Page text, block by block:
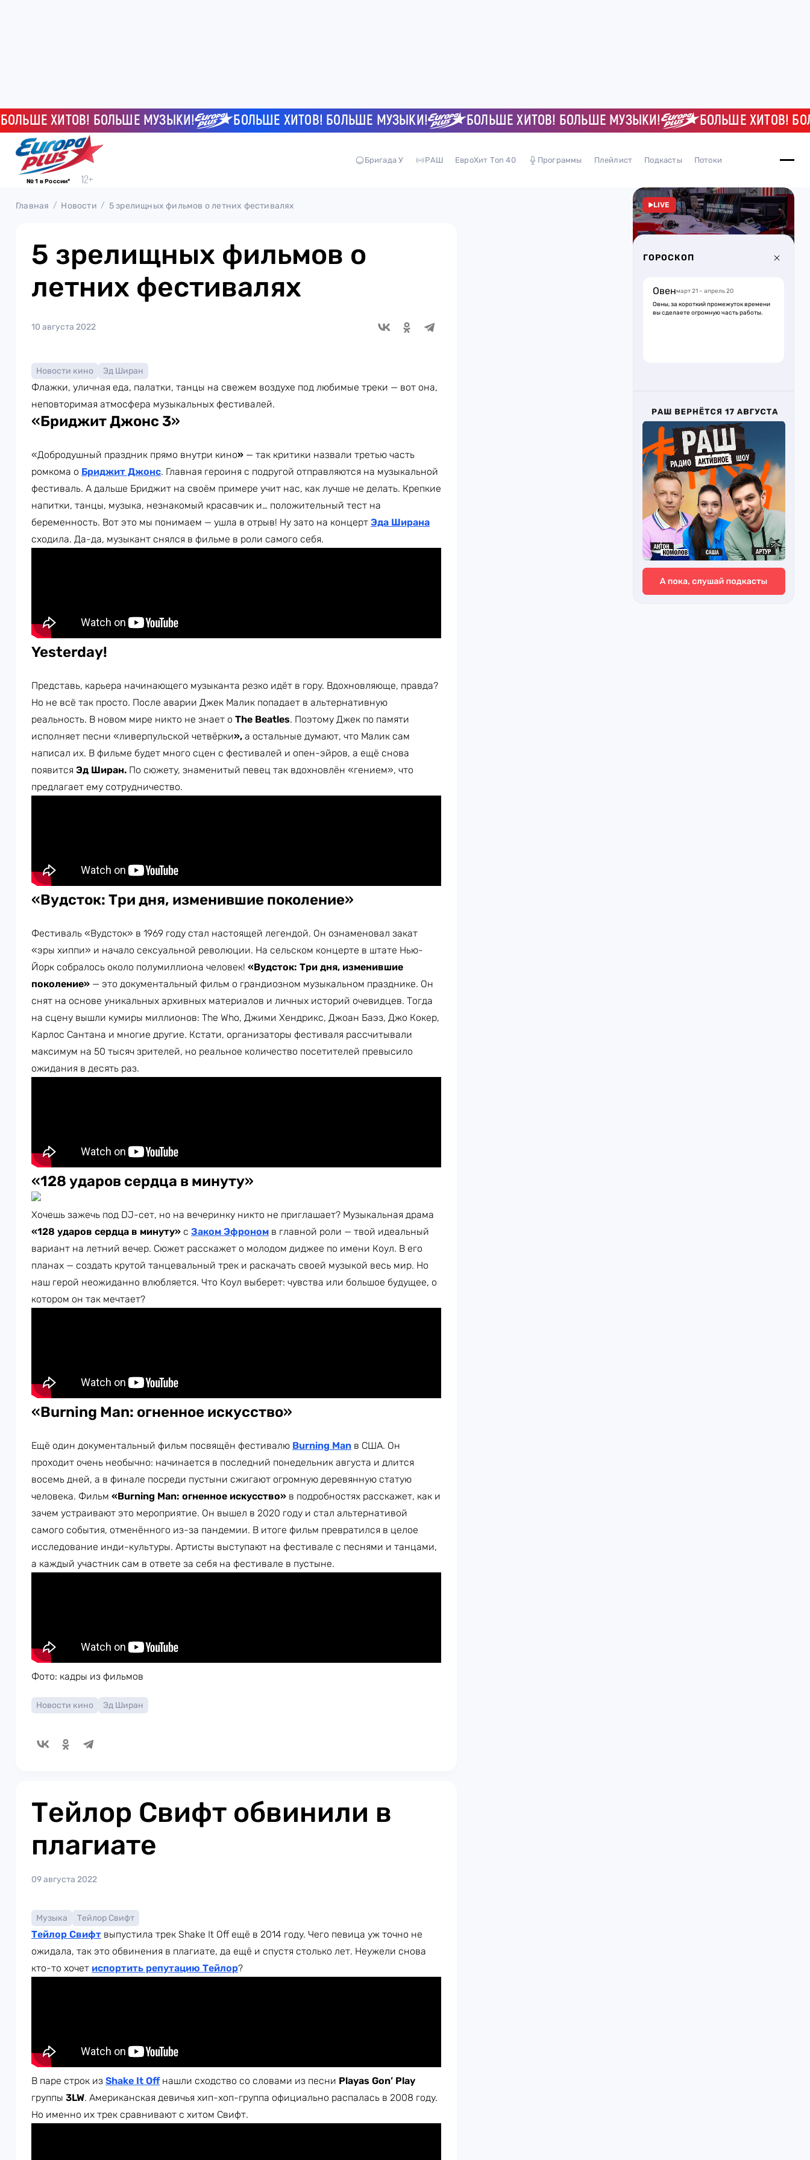
ХИТОВ! БОЛЬШЕ МУЗЫКИ! БОЛЬШЕ ХИТОВ! БОЛЬШЕ МУЗЫКИ! БОЛЬШЕ ХИТОВ! БОЛЬШЕ МУЗЫКИ! БОЛЬШЕ ХИТОВ!
№ 1 в России*
Бригада У РАШ ЕвроХит Топ 40 Программы Плейлист Подкасты Потоки
Главная Новости 5 зрелищных фильмов о летних фестивалях
5 зрелищных фильмов о
летних фестивалях
10 августа 2022
Новости кино Эд Ширан
Флажки, уличная еда, палатки, танцы на свежем воздухе под любимые треки — вот она,
неповторимая атмосфера музыкальных фестивалей.
«Бриджит Джонс 3»
«Добродушный праздник прямо внутри кино» — так критики назвали третью часть
ромкома о Бриджит Джонс. Главная героиня с подругой отправляются на музыкальной
фестиваль. А дальше Бриджит на своём примере учит нас, как лучше не делать. Крепкие
напитки, танцы, музыка, незнакомый красавчик и… положительный тест на
беременность. Вот это мы понимаем — ушла в отрыв! Ну зато на концерт Эда Ширана
сходила. Да-да, музыкант снялся в фильме в роли самого себя.
Yesterday!
Представь, карьера начинающего музыканта резко идёт в гору. Вдохновляюще, правда?
Но не всё так просто. После аварии Джек Малик попадает в альтернативную
реальность. В новом мире никто не знает о The Beatles. Поэтому Джек по памяти
исполняет песни «ливерпульской четвёрки», а остальные думают, что Малик сам
написал их. В фильме будет много сцен с фестивалей и опен-эйров, а ещё снова
появится Эд Ширан. По сюжету, знаменитый певец так вдохновлён «гением», что
предлагает ему сотрудничество.
«Вудсток: Три дня, изменившие поколение»
Фестиваль «Вудсток» в 1969 году стал настоящей легендой. Он ознаменовал закат
«эры хиппи» и начало сексуальной революции. На сельском концерте в штате Нью-
Йорк собралось около полумиллиона человек! «Вудсток: Три дня, изменившие
поколение» — это документальный фильм о грандиозном музыкальном празднике. Он
снят на основе уникальных архивных материалов и личных историй очевидцев. Тогда
на сцену вышли кумиры миллионов: The Who, Джими Хендрикс, Джоан Баэз, Джо Кокер,
Карлос Сантана и многие другие. Кстати, организаторы фестиваля рассчитывали
максимум на 50 тысяч зрителей, но реальное количество посетителей превысило
ожидания в десять раз.
«128 ударов сердца в минуту»
Хочешь зажечь под DJ-сет, но на вечеринку никто не приглашает? Музыкальная драма
«128 ударов сердца в минуту» с Заком Эфроном в главной роли — твой идеальный
вариант на летний вечер. Сюжет расскажет о молодом диджее по имени Коул. В его
планах — создать крутой танцевальный трек и раскачать своей музыкой весь мир. Но
наш герой неожиданно влюбляется. Что Коул выберет: чувства или большое будущее, о
котором он так мечтает?
«Burning Man: огненное искусство»
Ещё один документальный фильм посвящён фестивалю Burning Man в США. Он
проходит очень необычно: начинается в последний понедельник августа и длится
восемь дней, а в финале посреди пустыни сжигают огромную деревянную статую
человека. Фильм «Burning Man: огненное искусство» в подробностях расскажет, как и
зачем устраивают это мероприятие. Он вышел в 2020 году и стал альтернативой
самого события, отменённого из-за пандемии. В итоге фильм превратился в целое
исследование инди-культуры. Артисты выступают на фестивале с песнями и танцами,
а каждый участник сам в ответе за себя на фестивале в пустыне.
Фото: кадры из фильмов
Новости кино Эд Ширан
Тейлор Свифт обвинили в
плагиате
09 августа 2022
Музыка Тейлор Свифт
Тейлор Свифт выпустила трек Shake It Off ещё в 2014 году. Чего певица уж точно не
ожидала, так это обвинения в плагиате, да ещё и спустя столько лет. Неужели снова
кто-то хочет испортить репутацию Тейлор?
В паре строк из Shake It Off нашли сходство со словами из песни Playas Gon’ Play
группы 3LW. Американская девичья хип-хоп-группа официально распалась в 2008 году.
Но именно их трек сравнивают с хитом Свифт.
LIVE
ГОРОСКОП
Овенмарт 21 – апрель 20
Овны, за короткий промежуток времени
вы сделаете огромную часть работы.